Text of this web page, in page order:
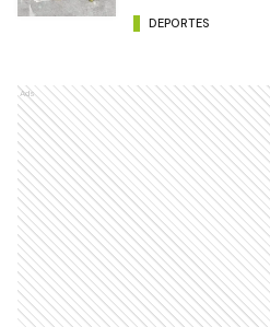
DEPORTES
Ads